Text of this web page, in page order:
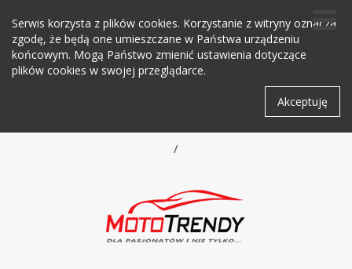
Serwis korzysta z plików cookies. Korzystanie z witryny oznacza
zgodę, że będą one umieszczane w Państwa urządzeniu
końcowym. Mogą Państwo zmienić ustawienia dotyczące
plików cookies w swojej przeglądarce.
Akceptuję
/